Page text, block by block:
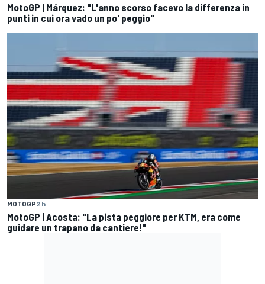
MotoGP | Márquez: "L'anno scorso facevo la differenza in
punti in cui ora vado un po' peggio"
MOTOGP2 h
MotoGP | Acosta: "La pista peggiore per KTM, era come
guidare un trapano da cantiere!"